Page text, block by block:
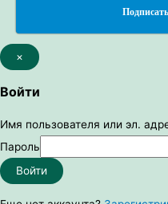
×
Войти
Имя пользователя или эл.
Пароль
Войти